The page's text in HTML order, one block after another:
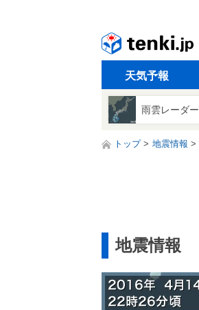
天気予報
雨雲レーダー
トップ 地震情報
地震情報